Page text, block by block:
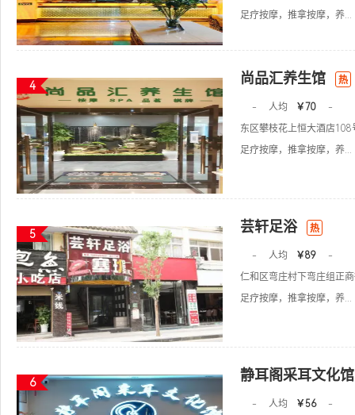
足疗按摩，推拿按摩，养...
4 尚品汇养生馆 热
- 人均 ￥70
-
东区攀枝花上恒大酒店108
足疗按摩，推拿按摩，养...
5 芸轩足浴 热
- 人均 ￥89
-
仁和区弯庄村下弯庄组正
足疗按摩，推拿按摩，养...
6 静耳阁采耳文化馆
- 人均 ￥56
-